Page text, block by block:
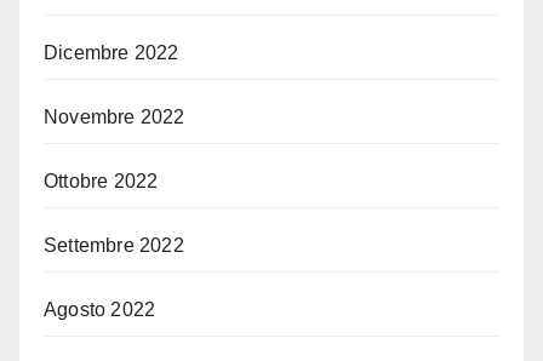
Dicembre 2022
Novembre 2022
Ottobre 2022
Settembre 2022
Agosto 2022